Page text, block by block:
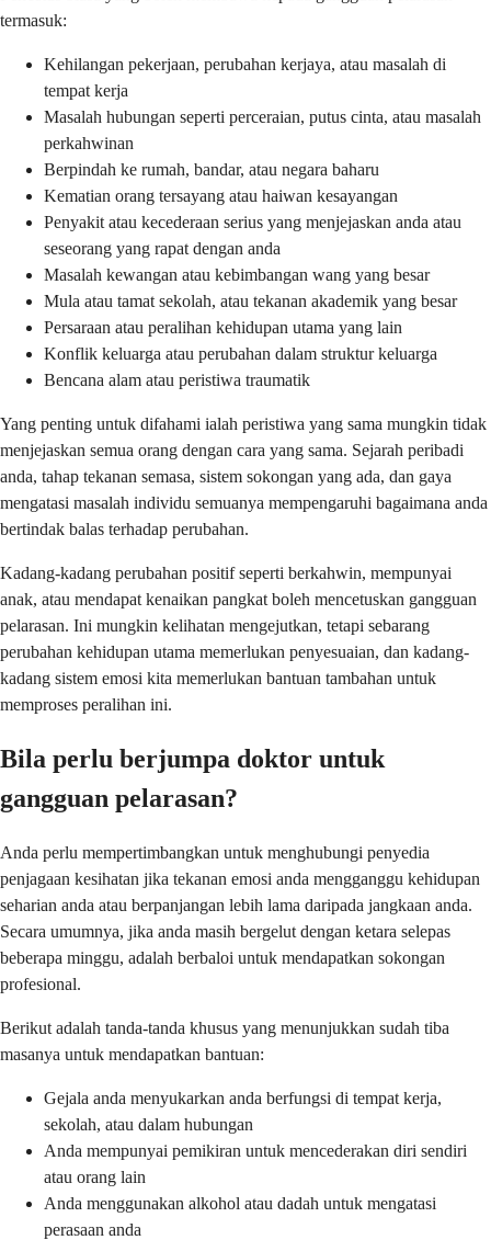
termasuk:
Kehilangan pekerjaan, perubahan kerjaya, atau masalah di
tempat kerja
Masalah hubungan seperti perceraian, putus cinta, atau masalah
perkahwinan
Berpindah ke rumah, bandar, atau negara baharu
Kematian orang tersayang atau haiwan kesayangan
Penyakit atau kecederaan serius yang menjejaskan anda atau
seseorang yang rapat dengan anda
Masalah kewangan atau kebimbangan wang yang besar
Mula atau tamat sekolah, atau tekanan akademik yang besar
Persaraan atau peralihan kehidupan utama yang lain
Konflik keluarga atau perubahan dalam struktur keluarga
Bencana alam atau peristiwa traumatik
Yang penting untuk difahami ialah peristiwa yang sama mungkin tidak
menjejaskan semua orang dengan cara yang sama. Sejarah peribadi
anda, tahap tekanan semasa, sistem sokongan yang ada, dan gaya
mengatasi masalah individu semuanya mempengaruhi bagaimana anda
bertindak balas terhadap perubahan.
Kadang-kadang perubahan positif seperti berkahwin, mempunyai
anak, atau mendapat kenaikan pangkat boleh mencetuskan gangguan
pelarasan. Ini mungkin kelihatan mengejutkan, tetapi sebarang
perubahan kehidupan utama memerlukan penyesuaian, dan kadang-
kadang sistem emosi kita memerlukan bantuan tambahan untuk
memproses peralihan ini.
Bila perlu berjumpa doktor untuk
gangguan pelarasan?
Anda perlu mempertimbangkan untuk menghubungi penyedia
penjagaan kesihatan jika tekanan emosi anda mengganggu kehidupan
seharian anda atau berpanjangan lebih lama daripada jangkaan anda.
Secara umumnya, jika anda masih bergelut dengan ketara selepas
beberapa minggu, adalah berbaloi untuk mendapatkan sokongan
profesional.
Berikut adalah tanda-tanda khusus yang menunjukkan sudah tiba
masanya untuk mendapatkan bantuan:
Gejala anda menyukarkan anda berfungsi di tempat kerja,
sekolah, atau dalam hubungan
Anda mempunyai pemikiran untuk mencederakan diri sendiri
atau orang lain
Anda menggunakan alkohol atau dadah untuk mengatasi
perasaan anda